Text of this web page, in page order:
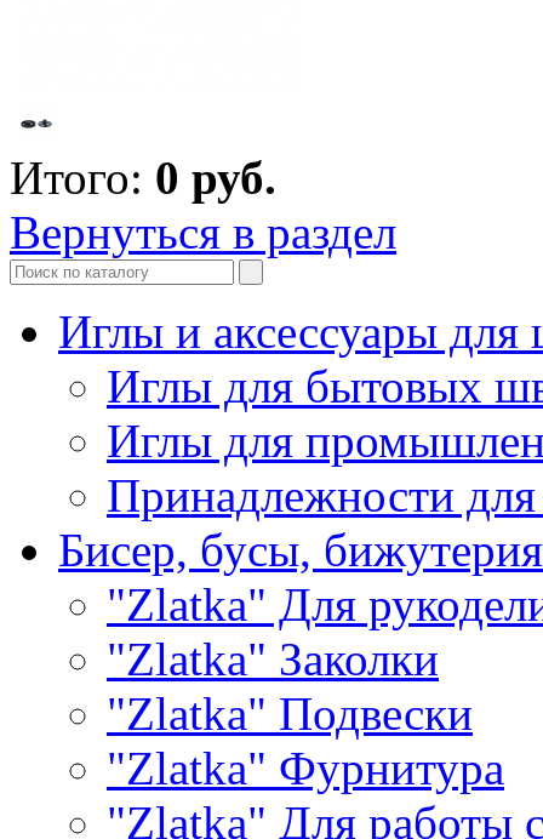
Итого: 0 руб.
Вернуться в раздел
Иглы и аксессуары
Иглы для бытовых
Иглы для
Принадлежности
Бисер, бусы, бижутерия
"Zlatka" Для
"Zlatka" Заколки
"Zlatka" Подвески
"Zlatka" Фурнитура
"Zlatka" Для работы